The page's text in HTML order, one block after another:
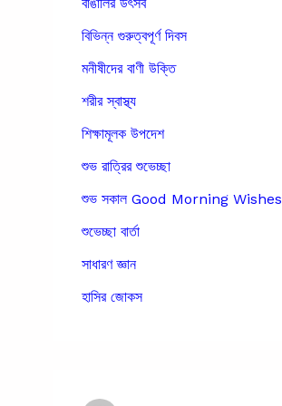
বিভিন্ন গুরুত্বপূর্ণ দিবস
মনীষীদের বাণী উক্তি
শরীর স্বাস্থ্য
শিক্ষামূলক উপদেশ
শুভ রাত্রির শুভেচ্ছা
শুভ সকাল Good Morning Wishes
শুভেচ্ছা বার্তা
সাধারণ জ্ঞান
হাসির জোকস